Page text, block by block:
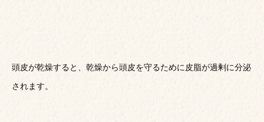
頭皮が乾燥すると、乾燥から頭皮を守るために皮脂が過剰に分泌
されます。